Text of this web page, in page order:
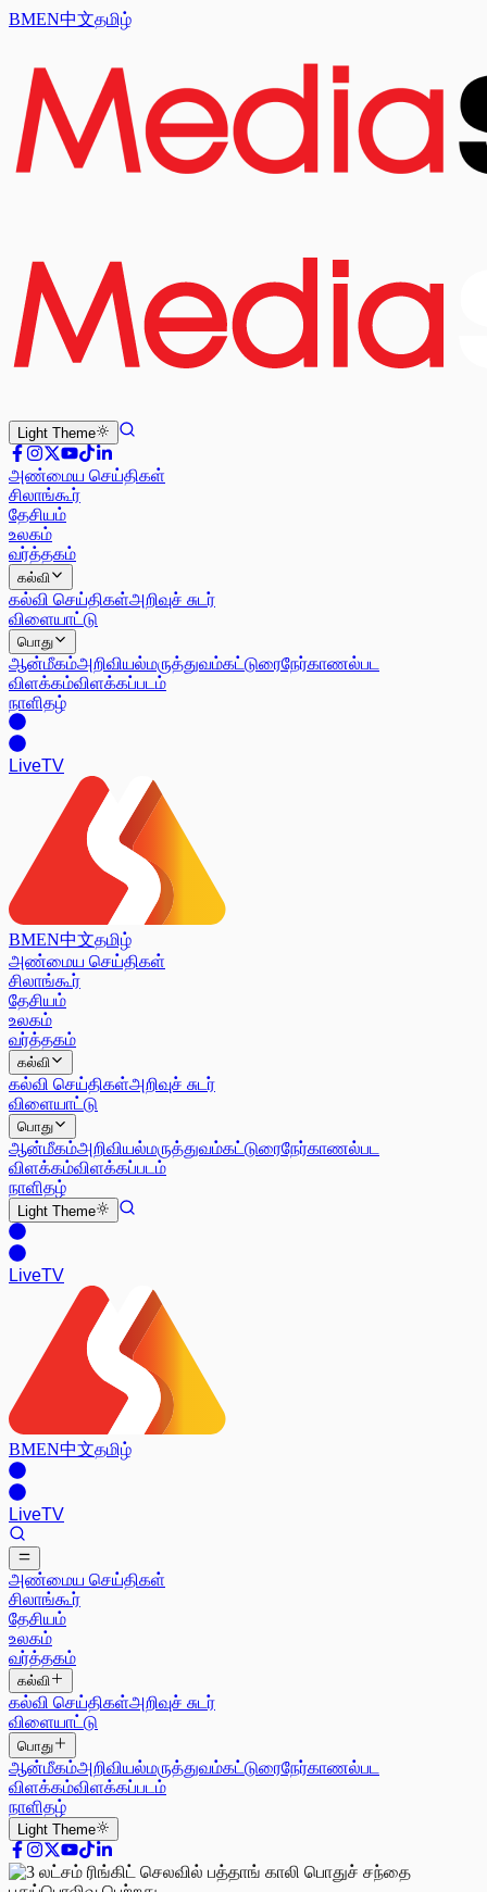
BMEN中文தமிழ்
Light Theme
அண்மைய செய்திகள்
சிலாங்கூர்
தேசியம்
உலகம்
வர்த்தகம்
கல்வி
கல்வி செய்திகள்அறிவுச் சுடர்
விளையாட்டு
பொது
ஆன்மீகம்அறிவியல்மருத்துவம்கட்டுரைநேர்காணல்பட
விளக்கம்விளக்கப்படம்
நாளிதழ்
LiveTV
BMEN中文தமிழ்
அண்மைய செய்திகள்
சிலாங்கூர்
தேசியம்
உலகம்
வர்த்தகம்
கல்வி
கல்வி செய்திகள்அறிவுச் சுடர்
விளையாட்டு
பொது
ஆன்மீகம்அறிவியல்மருத்துவம்கட்டுரைநேர்காணல்பட
விளக்கம்விளக்கப்படம்
நாளிதழ்
Light Theme
LiveTV
BMEN中文தமிழ்
LiveTV
அண்மைய செய்திகள்
சிலாங்கூர்
தேசியம்
உலகம்
வர்த்தகம்
கல்வி
கல்வி செய்திகள்அறிவுச் சுடர்
விளையாட்டு
பொது
ஆன்மீகம்அறிவியல்மருத்துவம்கட்டுரைநேர்காணல்பட
விளக்கம்விளக்கப்படம்
நாளிதழ்
Light Theme